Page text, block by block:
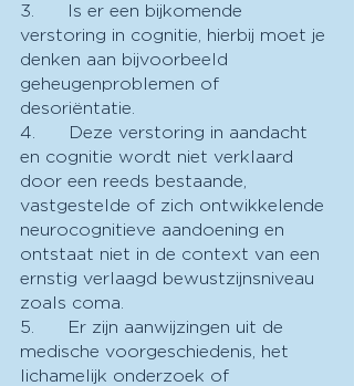
3.      Is er een bijkomende
verstoring in cognitie, hierbij moet je
denken aan bijvoorbeeld
geheugenproblemen of
desoriëntatie.
4.      Deze verstoring in aandacht
en cognitie wordt niet verklaard
door een reeds bestaande,
vastgestelde of zich ontwikkelende
neurocognitieve aandoening en
ontstaat niet in de context van een
ernstig verlaagd bewustzijnsniveau
zoals coma.
5.      Er zijn aanwijzingen uit de
medische voorgeschiedenis, het
lichamelijk onderzoek of